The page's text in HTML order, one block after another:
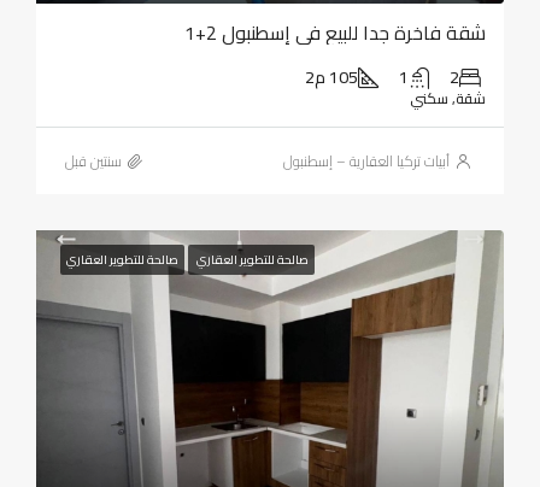
شقة فاخرة جدا للبيع في إسطنبول 2+1
2
1 105 م2
شقة, سكني
أبيات تركيا العقارية – إسطنبول ‏سنتين قبل
صالحة للتطوير العقاري صالحة للتطوير العقاري